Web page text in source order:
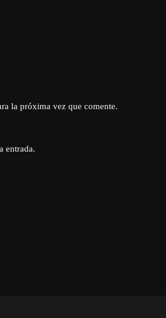
la próxima vez que comente.
entrada.